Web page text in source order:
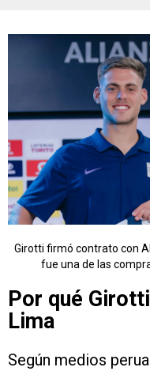
Girotti firmó contrato con
fue una de las
Por qué
Lima
Según medios